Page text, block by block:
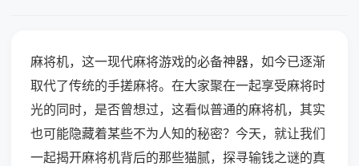
麻将机，这一现代麻将游戏的必备神器，如今已逐渐
取代了传统的手搓麻将。在大家聚在一起享受麻将时
光的同时，是否曾想过，这看似普通的麻将机，其实
也可能隐藏着某些不为人知的秘密？今天，就让我们
一起揭开麻将机背后的那些猫腻，探寻输钱之谜的真